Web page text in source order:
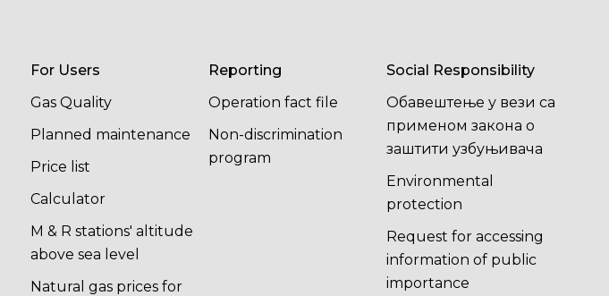
For Users
Gas Quality
Planned maintenance
Price list
Calculator
M & R stations' altitude
above sea level
Natural gas prices for
Reporting
Operation fact file
Non-discrimination
program
Social Responsibility
Обавештење у вези са
применом закона о
заштити узбуњивача
Environmental
protection
Request for accessing
information of public
importance